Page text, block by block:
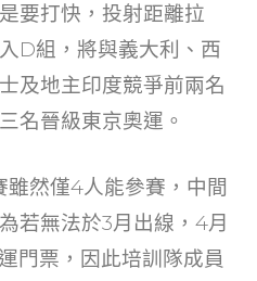
要打快，投射距離拉
D組，將與義大利、西
及地主印度競爭前兩名
名晉級東京奧運。
雖然僅4人能參賽，中間
若無法於3月出線，4月
門票，因此培訓隊成員